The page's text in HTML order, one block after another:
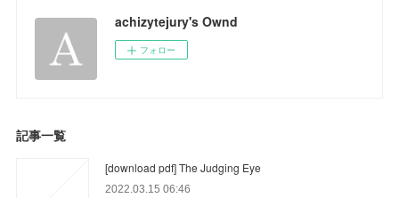
achizytejury's Ownd
フォロー
記事一覧
[download pdf] The Judging Eye
2022.03.15 06:46